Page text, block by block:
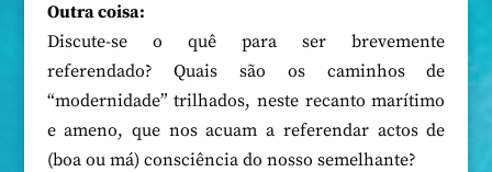
Outra coisa:
Discute-se o quê para ser brevemente
referendado? Quais são os caminhos de
“modernidade” trilhados, neste recanto marítimo
e ameno, que nos acuam a referendar actos de
(boa ou má) consciência do nosso semelhante?